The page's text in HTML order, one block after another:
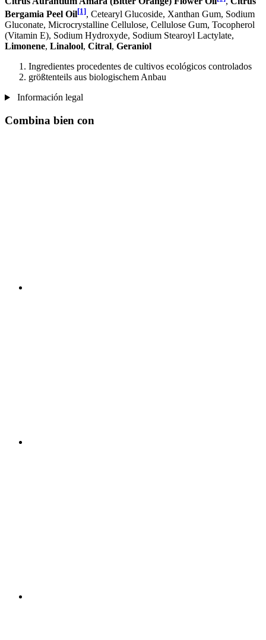
Bergamia Peel Oil[1], Cetearyl Glucoside, Xanthan Gum, Sodium
Gluconate, Microcrystalline Cellulose, Cellulose Gum, Tocopherol
(Vitamin E), Sodium Hydroxyde, Sodium Stearoyl Lactylate,
Limonene, Linalool, Citral, Geraniol
Ingredientes procedentes de cultivos ecológicos controlados
größtenteils aus biologischem Anbau
Información legal
Combina bien con